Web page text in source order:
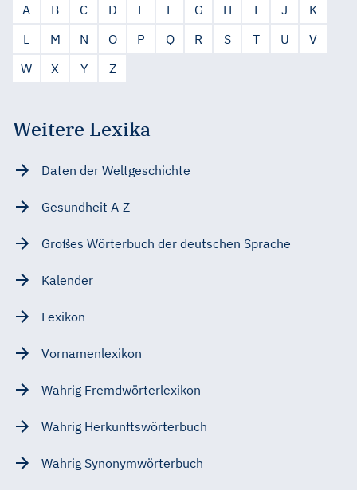
A B C D E F G H I J
K
L
M N O P Q R S T U
V
W
X Y Z
Weitere Lexika
Daten der Weltgeschichte
Gesundheit A-Z
Großes Wörterbuch der deutschen Sprache
Kalender
Lexikon
Vornamenlexikon
Wahrig Fremdwörterlexikon
Wahrig Herkunftswörterbuch
Wahrig Synonymwörterbuch